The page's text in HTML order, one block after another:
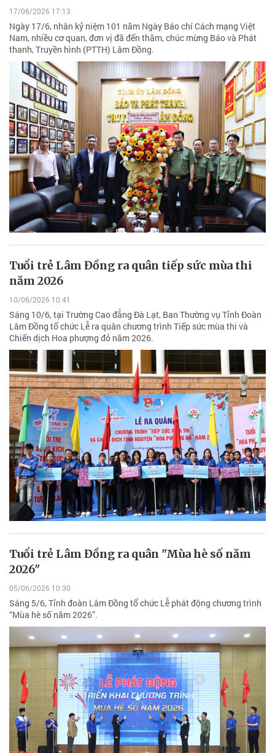
17/06/2026 17:13
Ngày 17/6, nhân kỷ niệm 101 năm Ngày Báo chí Cách mạng Việt
Nam, nhiều cơ quan, đơn vị đã đến thăm, chúc mừng Báo và Phát
thanh, Truyền hình (PTTH) Lâm Đồng.
Tuổi trẻ Lâm Đồng ra quân tiếp sức mùa thi
năm 2026
10/06/2026 10:41
Sáng 10/6, tại Trường Cao đẳng Đà Lạt, Ban Thường vụ Tỉnh Đoàn
Lâm Đồng tổ chức Lễ ra quân chương trình Tiếp sức mùa thi và
Chiến dịch Hoa phượng đỏ năm 2026.
Tuổi trẻ Lâm Đồng ra quân "Mùa hè số năm
2026"
05/06/2026 10:30
Sáng 5/6, Tỉnh đoàn Lâm Đồng tổ chức Lễ phát động chương trình
“Mùa hè số năm 2026”.